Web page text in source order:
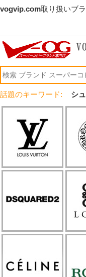
vogvip.com取り扱いブ
話題のキーワード: シ